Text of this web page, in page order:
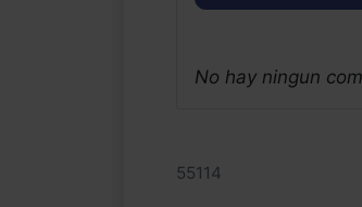
No hay ningun
55114